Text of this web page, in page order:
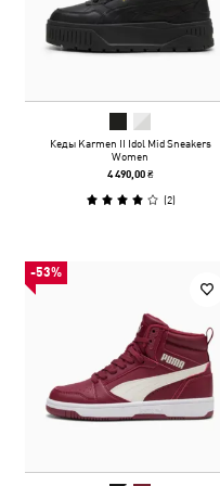
Кеды Karmen II Idol Mid Sneakers
Women
4 490,00 ₴
(2)
-53%